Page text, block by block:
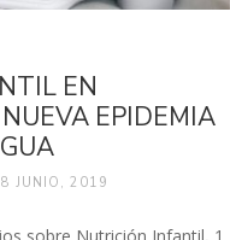
EN
EPIDEMIA
JUNIO, 2019
sobre Nutrición Infantil, 1